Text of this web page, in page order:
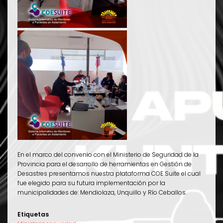
En el marco del convenio con el Ministerio de Seguridad de la
Provincia para el desarrollo de herramientas en Gestión de
Desastres presentamos nuestra plataforma COE Suite el cual
fue elegido para su futura implementación por la
municipalidades de: Mendiolaza, Unquillo y Río Ceballos.
Etiquetas